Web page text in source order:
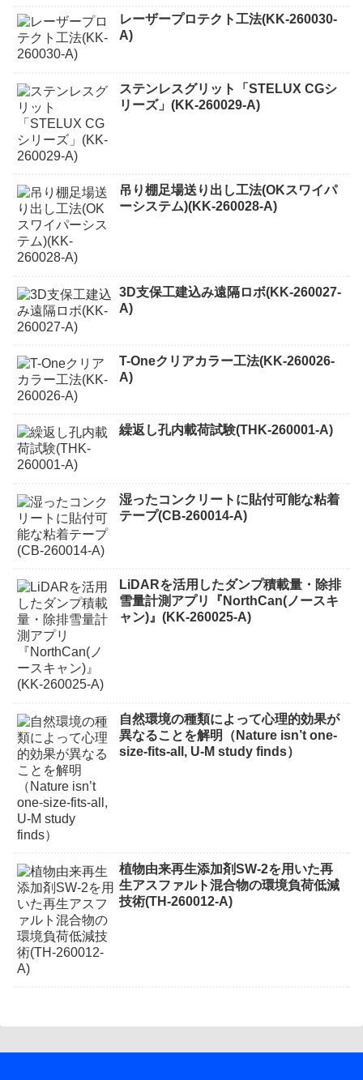
レーザープロテクト⼯法(KK-260030-
A)
ステンレスグリット「STELUX CGシ
リーズ」(KK-260029-A)
吊り棚足場送り出し工法(OKスワイパ
ーシステム)(KK-260028-A)
3D支保工建込み遠隔ロボ(KK-260027-
A)
T-Oneクリアカラー工法(KK-260026-
A)
繰返し孔内載荷試験(THK-260001-A)
湿ったコンクリートに貼付可能な粘着
テープ(CB-260014-A)
LiDARを活用したダンプ積載量・除排
雪量計測アプリ『NorthCan(ノースキ
ャン)』(KK-260025-A)
自然環境の種類によって心理的効果が
異なることを解明（Nature isn’t one-
size-fits-all, U-M study finds）
植物由来再生添加剤SW-2を用いた再
生アスファルト混合物の環境負荷低減
技術(TH-260012-A)